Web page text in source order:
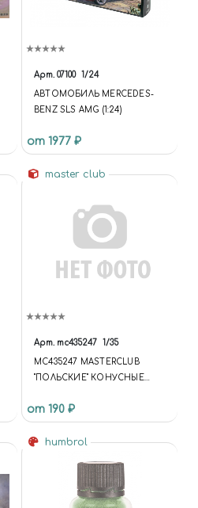
Арт. 07100 1/24
АВТОМОБИЛЬ MERCEDES-
BENZ SLS AMG (1:24)
от 1977 ₽
master club
Арт. mc435247 1/35
MC435247 MASTERCLUB
"ПОЛЬСКИЕ" КОНУСНЫЕ
ЗАКЛЕПКИ, ДИАМЕТР
ГОЛОВКИ-1,2 ММ; ДИАМЕТР
ОТВЕРСТИЯ ДЛЯ
от 190 ₽
humbrol